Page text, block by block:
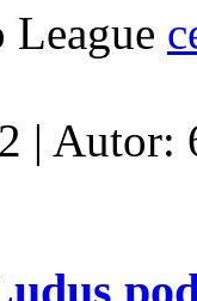
League
| Autor: